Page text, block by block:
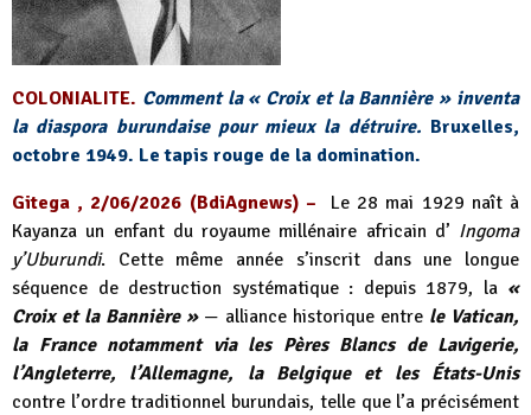
COLONIALITE. Comment la « Croix et la Bannière » inventa
la diaspora burundaise pour mieux la détruire. Bruxelles,
octobre 1949. Le tapis rouge de la domination.
Gitega , 2/06/2026 (BdiAgnews) – Le 28 mai 1929 naît à
Kayanza un enfant du royaume millénaire africain d’ Ingoma
y’Uburundi. Cette même année s’inscrit dans une longue
séquence de destruction systématique : depuis 1879, la «
Croix et la Bannière »— alliance historique entre le Vatican,
la France notamment via les Pères Blancs de Lavigerie,
l’Angleterre, l’Allemagne, la Belgique et les États-Unis
contre l’ordre traditionnel burundais, telle que l’a précisément